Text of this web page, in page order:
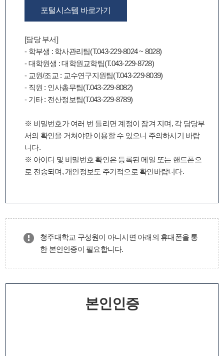
포털시스템 바로가기
[담당 부서]
- 학부생 : 학사관리팀(T.043-229-8024 ~ 8028)
- 대학원생 : 대학원교학팀(T.043-229-8728)
- 교원/조교 : 교수연구지원팀(T.043-229-8039)
- 직원 : 인사총무팀(T.043-229-8082)
- 기타 : 전산정보팀(T.043-229-8789)
※ 비밀번호가 여러 번 틀리면 계정이 잠겨 지며, 각 담당부
서의 확인을 거쳐야만 이용할 수 있으니 주의하시기 바랍
니다.
※ 아이디 및 비밀번호 확인은 등록된 메일 또는 핸드폰으
로 전송되며, 개인정보도 주기적으로 확인바랍니다.
청주대학교 구성원이 아니시면 아래의 휴대폰을 통
한 본인인증이 필요합니다.
본인인증